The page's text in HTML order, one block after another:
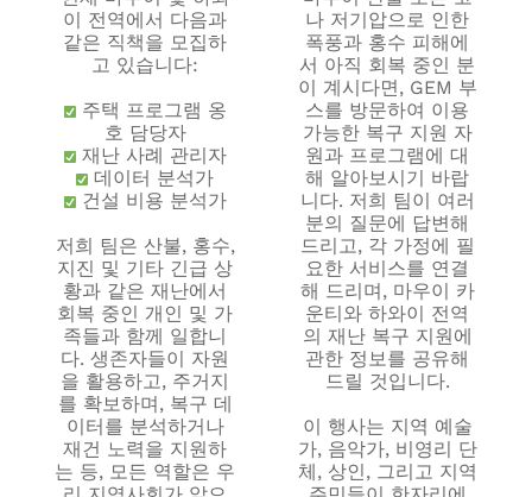
이 전역에서 다음과
같은 직책을 모집하
고 있습니다:
주택 프로그램 옹
호 담당자
재난 사례 관리자
데이터 분석가
건설 비용 분석가
저희 팀은 산불, 홍수,
지진 및 기타 긴급 상
황과 같은 재난에서
회복 중인 개인 및 가
족들과 함께 일합니
다. 생존자들이 자원
을 활용하고, 주거지
를 확보하며, 복구 데
이터를 분석하거나
재건 노력을 지원하
는 등, 모든 역할은 우
나 저기압으로 인한
폭풍과 홍수 피해에
서 아직 회복 중인 분
이 계시다면, GEM 부
스를 방문하여 이용
가능한 복구 지원 자
원과 프로그램에 대
해 알아보시기 바랍
니다. 저희 팀이 여러
분의 질문에 답변해
드리고, 각 가정에 필
요한 서비스를 연결
해 드리며, 마우이 카
운티와 하와이 전역
의 재난 복구 지원에
관한 정보를 공유해
드릴 것입니다.
이 행사는 지역 예술
가, 음악가, 비영리 단
체, 상인, 그리고 지역